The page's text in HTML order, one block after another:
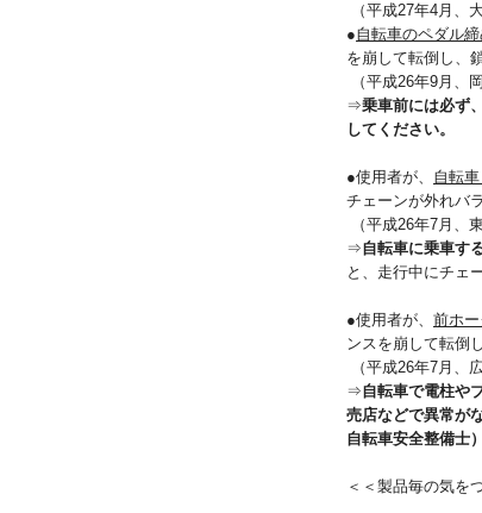
（平成27年4月、
●自転車のペダル
を崩して転倒し、
（平成26年9月、
⇒乗車前には必ず
してください。
●使用者が、 自転
チェーンが外れバ
（平成26年7月、
⇒自転車に乗車す
と、走行中にチェ
●使用者が、 前ホ
ンスを崩して転倒
（平成26年7月、
⇒自転車で電柱や
売店などで異常が
自転車安全整備士
＜＜製品毎の気を